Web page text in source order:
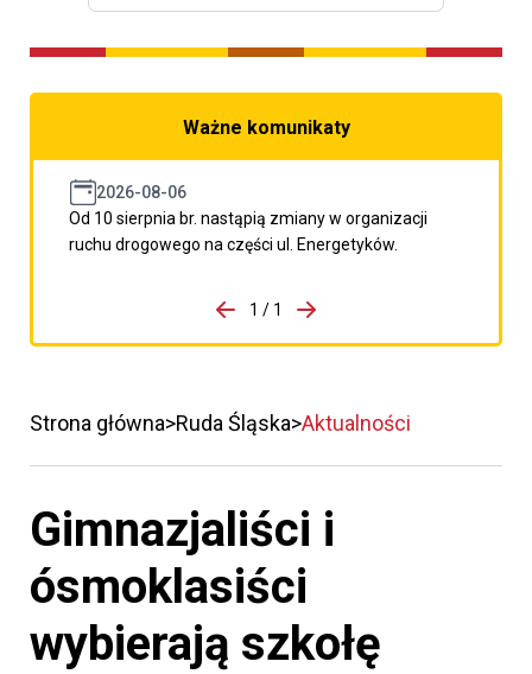
Ważne komunikaty
2026-08-06
Od 10 sierpnia br. nastąpią zmiany w organizacji
ruchu drogowego na części ul. Energetyków.
porzpedniego komunikatu
1 / 1
Przejdź do następnego
Strona główna Ruda Śląska Aktualności
Gimnazjaliści i
ósmoklasiści
wybierają szkołę